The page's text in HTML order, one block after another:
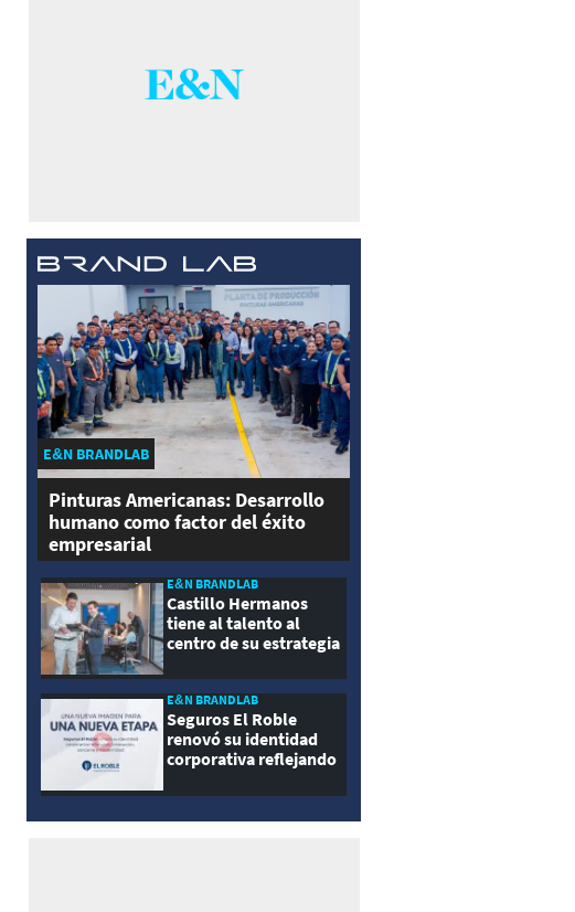
E&N BRANDLAB
Pinturas Americanas: Desarrollo
humano como factor del éxito
empresarial
E&N BRANDLAB
Castillo Hermanos
tiene al talento al
centro de su estrategia
E&N BRANDLAB
Seguros El Roble
renovó su identidad
corporativa reflejando
modernidad